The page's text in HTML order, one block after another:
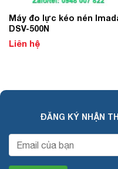
­­Máy đo lực kéo nén
DSV-500N
Liên hệ
ĐĂNG KÝ NHẬN